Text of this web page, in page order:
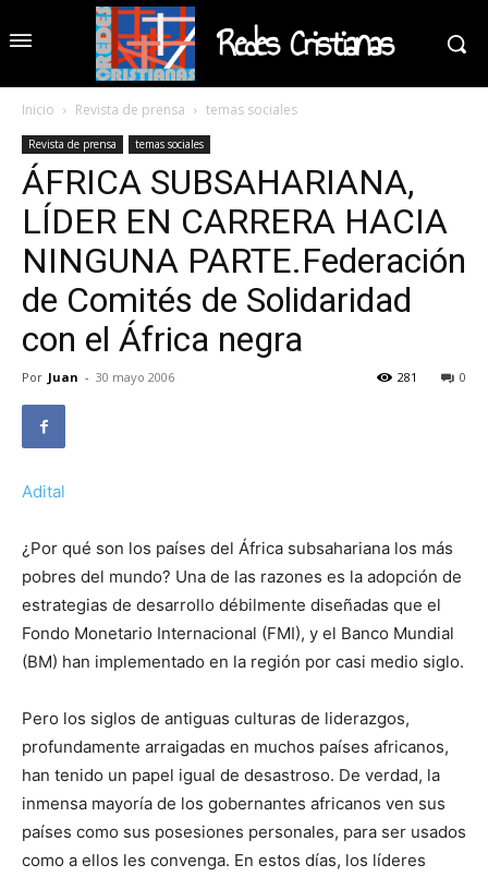
Redes Cristianas
Inicio Revista de prensa temas sociales
Revista de prensa temas sociales
ÁFRICA SUBSAHARIANA,
LÍDER EN CARRERA HACIA
NINGUNA PARTE.Federación
de Comités de Solidaridad
con el África negra
Por Juan - 30 mayo 2006 0
281
Adital
¿Por qué son los países del África subsahariana los más
pobres del mundo? Una de las razones es la adopción de
estrategias de desarrollo débilmente diseñadas que el
Fondo Monetario Internacional (FMI), y el Banco Mundial
(BM) han implementado en la región por casi medio siglo.
Pero los siglos de antiguas culturas de liderazgos,
profundamente arraigadas en muchos países africanos,
han tenido un papel igual de desastroso. De verdad, la
inmensa mayoría de los gobernantes africanos ven sus
países como sus posesiones personales, para ser usados
como a ellos les convenga. En estos días, los líderes